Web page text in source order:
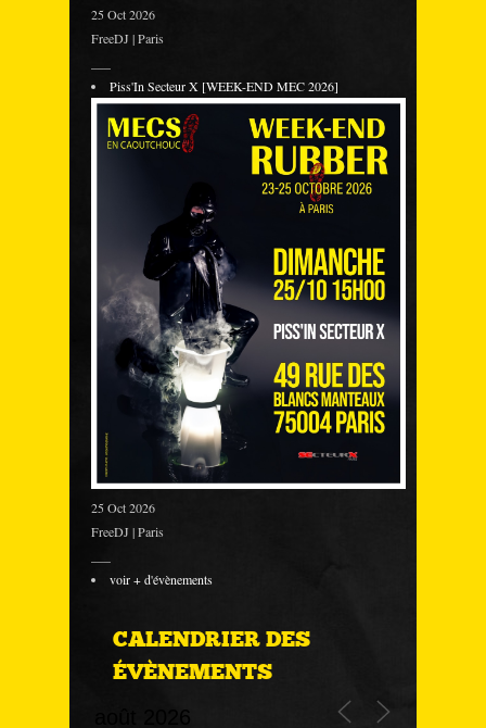
25 Oct 2026
FreeDJ | Paris
Piss'In Secteur X [WEEK-END MEC 2026]
25 Oct 2026
FreeDJ | Paris
voir + d'évènements
CALENDRIER DES
ÉVÈNEMENTS